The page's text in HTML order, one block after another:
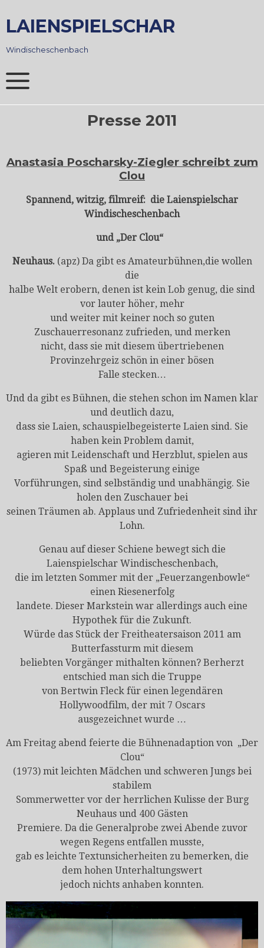
to
content
LAIENSPIELSCHAR
Windischeschenbach
Presse 2011
Anastasia Poscharsky-Ziegler schreibt zum
Clou
Spannend, witzig, filmreif: die Laienspielschar
Windischeschenbach
und „Der Clou“
Neuhaus. (apz) Da gibt es Amateurbühnen,die wollen
die
halbe Welt erobern, denen ist kein Lob genug, die sind
vor lauter höher, mehr
und weiter mit keiner noch so guten
Zuschauerresonanz zufrieden, und merken
nicht, dass sie mit diesem übertriebenen
Provinzehrgeiz schön in einer bösen
Falle stecken…
Und da gibt es Bühnen, die stehen schon im Namen klar
und deutlich dazu,
dass sie Laien, schauspielbegeisterte Laien sind. Sie
haben kein Problem damit,
agieren mit Leidenschaft und Herzblut, spielen aus
Spaß und Begeisterung einige
Vorführungen, sind selbständig und unabhängig. Sie
holen den Zuschauer bei
seinen Träumen ab. Applaus und Zufriedenheit sind ihr
Lohn.
Genau auf dieser Schiene bewegt sich die
Laienspielschar Windischeschenbach,
die im letzten Sommer mit der „Feuerzangenbowle“
einen Riesenerfolg
landete. Dieser Markstein war allerdings auch eine
Hypothek für die Zukunft.
Würde das Stück der Freitheatersaison 2011 am
Butterfassturm mit diesem
beliebten Vorgänger mithalten können? Berherzt
entschied man sich die Truppe
von Bertwin Fleck für einen legendären
Hollywoodfilm, der mit 7 Oscars
ausgezeichnet wurde …
Am Freitag abend feierte die Bühnenadaption von „Der
Clou“
(1973) mit leichten Mädchen und schweren Jungs bei
stabilem
Sommerwetter vor der herrlichen Kulisse der Burg
Neuhaus und 400 Gästen
Premiere. Da die Generalprobe zwei Abende zuvor
wegen Regens entfallen musste,
gab es leichte Textunsicherheiten zu bemerken, die
dem hohen Unterhaltungswert
jedoch nichts anhaben konnten.